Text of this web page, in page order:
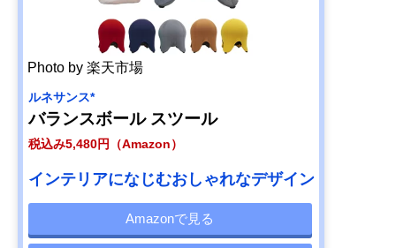
Photo by 楽天市場
ルネサンス*
バランスボール スツール
税込み5,480円（Amazon）
インテリアになじむおしゃれなデザイン
Amazonで見る